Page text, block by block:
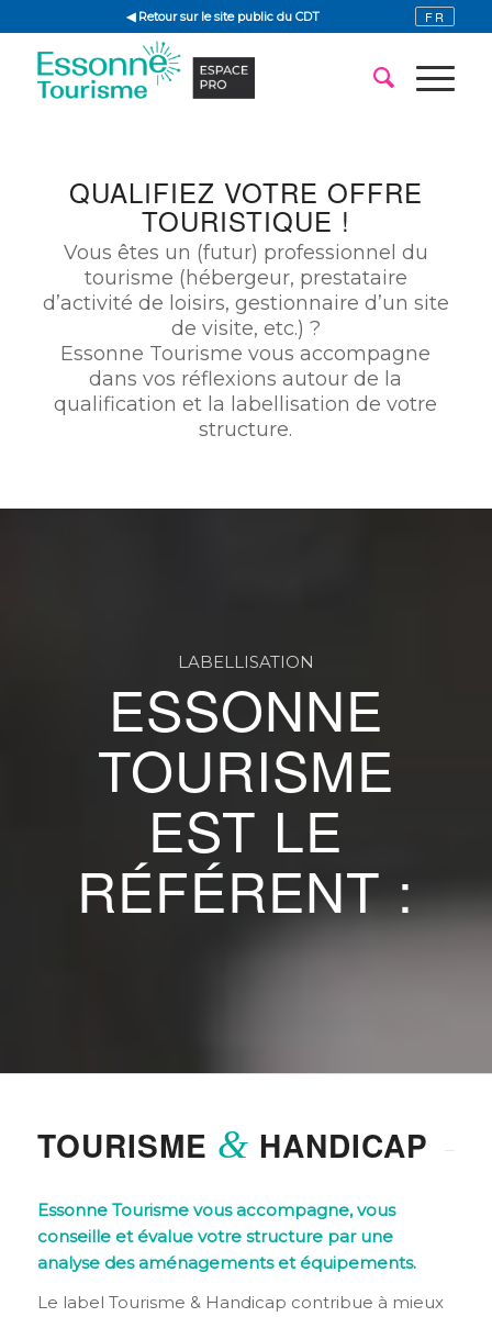
◀ Retour sur le site public du CDT
QUALIFIEZ VOTRE OFFRE
TOURISTIQUE !
Vous êtes un (futur) professionnel du
tourisme (hébergeur, prestataire
d’activité de loisirs, gestionnaire d’un site
de visite, etc.) ?
Essonne Tourisme vous accompagne
dans vos réflexions autour de la
qualification et la labellisation de votre
structure.
LABELLISATION
ESSONNE
TOURISME
EST LE
RÉFÉRENT :
TOURISME & HANDICAP
Essonne Tourisme vous accompagne, vous
conseille et évalue votre structure par une
analyse des aménagements et équipements.
Le label Tourisme & Handicap contribue à mieux